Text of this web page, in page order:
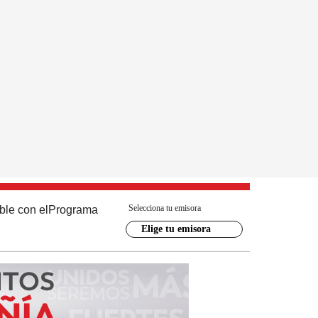
con el Programa Selecciona tu emisora
Elige tu emisora